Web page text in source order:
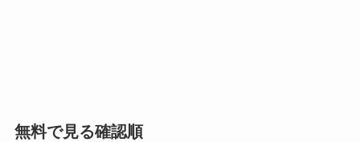
無料で見る確認順